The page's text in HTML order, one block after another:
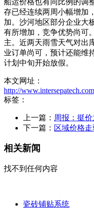
存已经连续两周小幅增加
加。沙河地区部分企业大
有所增加，竞争优势尚可
主。近两天雨雪天气对出
业订单尚可，预计还能维
计划中旬开始放假。
本文网址：
http://
标签：
上一篇： 周报：挺
下一篇： 区域价格
相关新闻
找不到任何内容
瓷砖铺贴系统